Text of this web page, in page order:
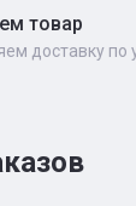
товар
доставку по